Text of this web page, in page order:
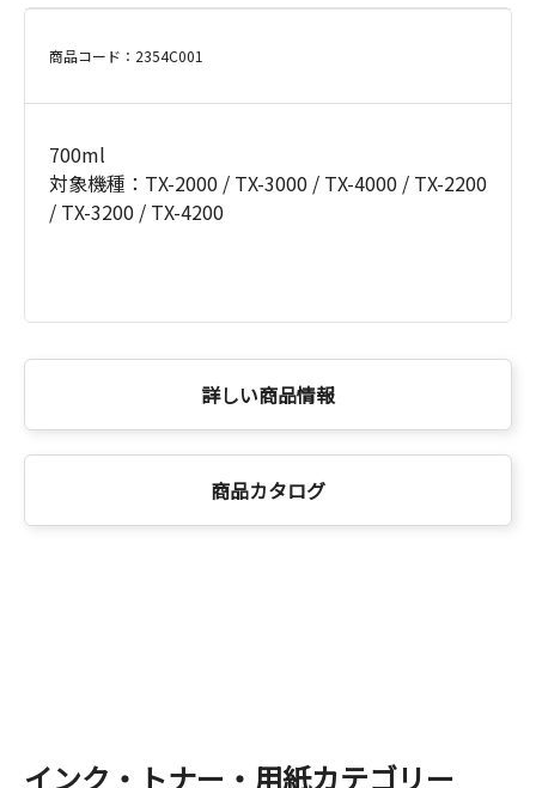
商品コード：2354C001
700ml
対象機種：TX-2000 / TX-3000 / TX-4000 / TX-2200
/ TX-3200 / TX-4200
詳しい商品情報
商品カタログ
インク・トナー・用紙カテゴリー